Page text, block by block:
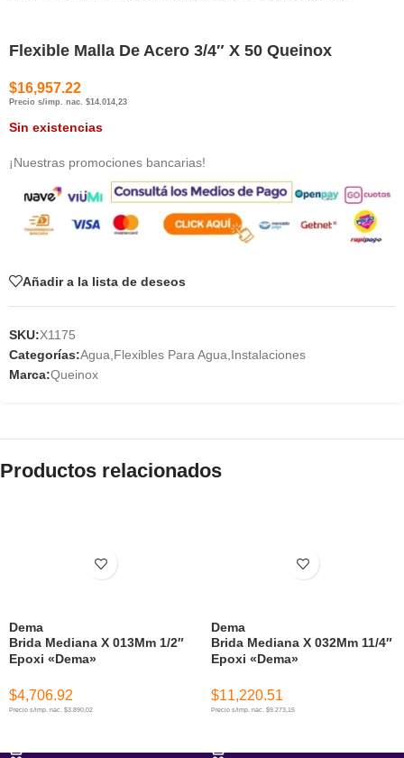
Flexible Malla De Acero 3/4″ X 50 Queinox
$16,957.22
Precio s/imp. nac. $14.014,23
Sin existencias
¡Nuestras promociones bancarias!
Añadir a la lista de deseos
SKU:X1175
Categorías:Agua,Flexibles Para Agua,Instalaciones
Marca:Queinox
Productos relacionados
Brida Mediana X 013Mm 1/2″
Epoxi «Dema»
Dema
$4,706.92
Precio s/imp. nac. $3.890,02
Brida Mediana X 032Mm 11/4″
Epoxi «Dema»
Dema
$11,220.51
Precio s/imp. nac. $9.273,15